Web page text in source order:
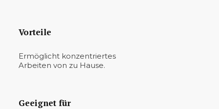
Vorteile
Ermöglicht konzentriertes
Arbeiten von zu Hause.
Geeignet für